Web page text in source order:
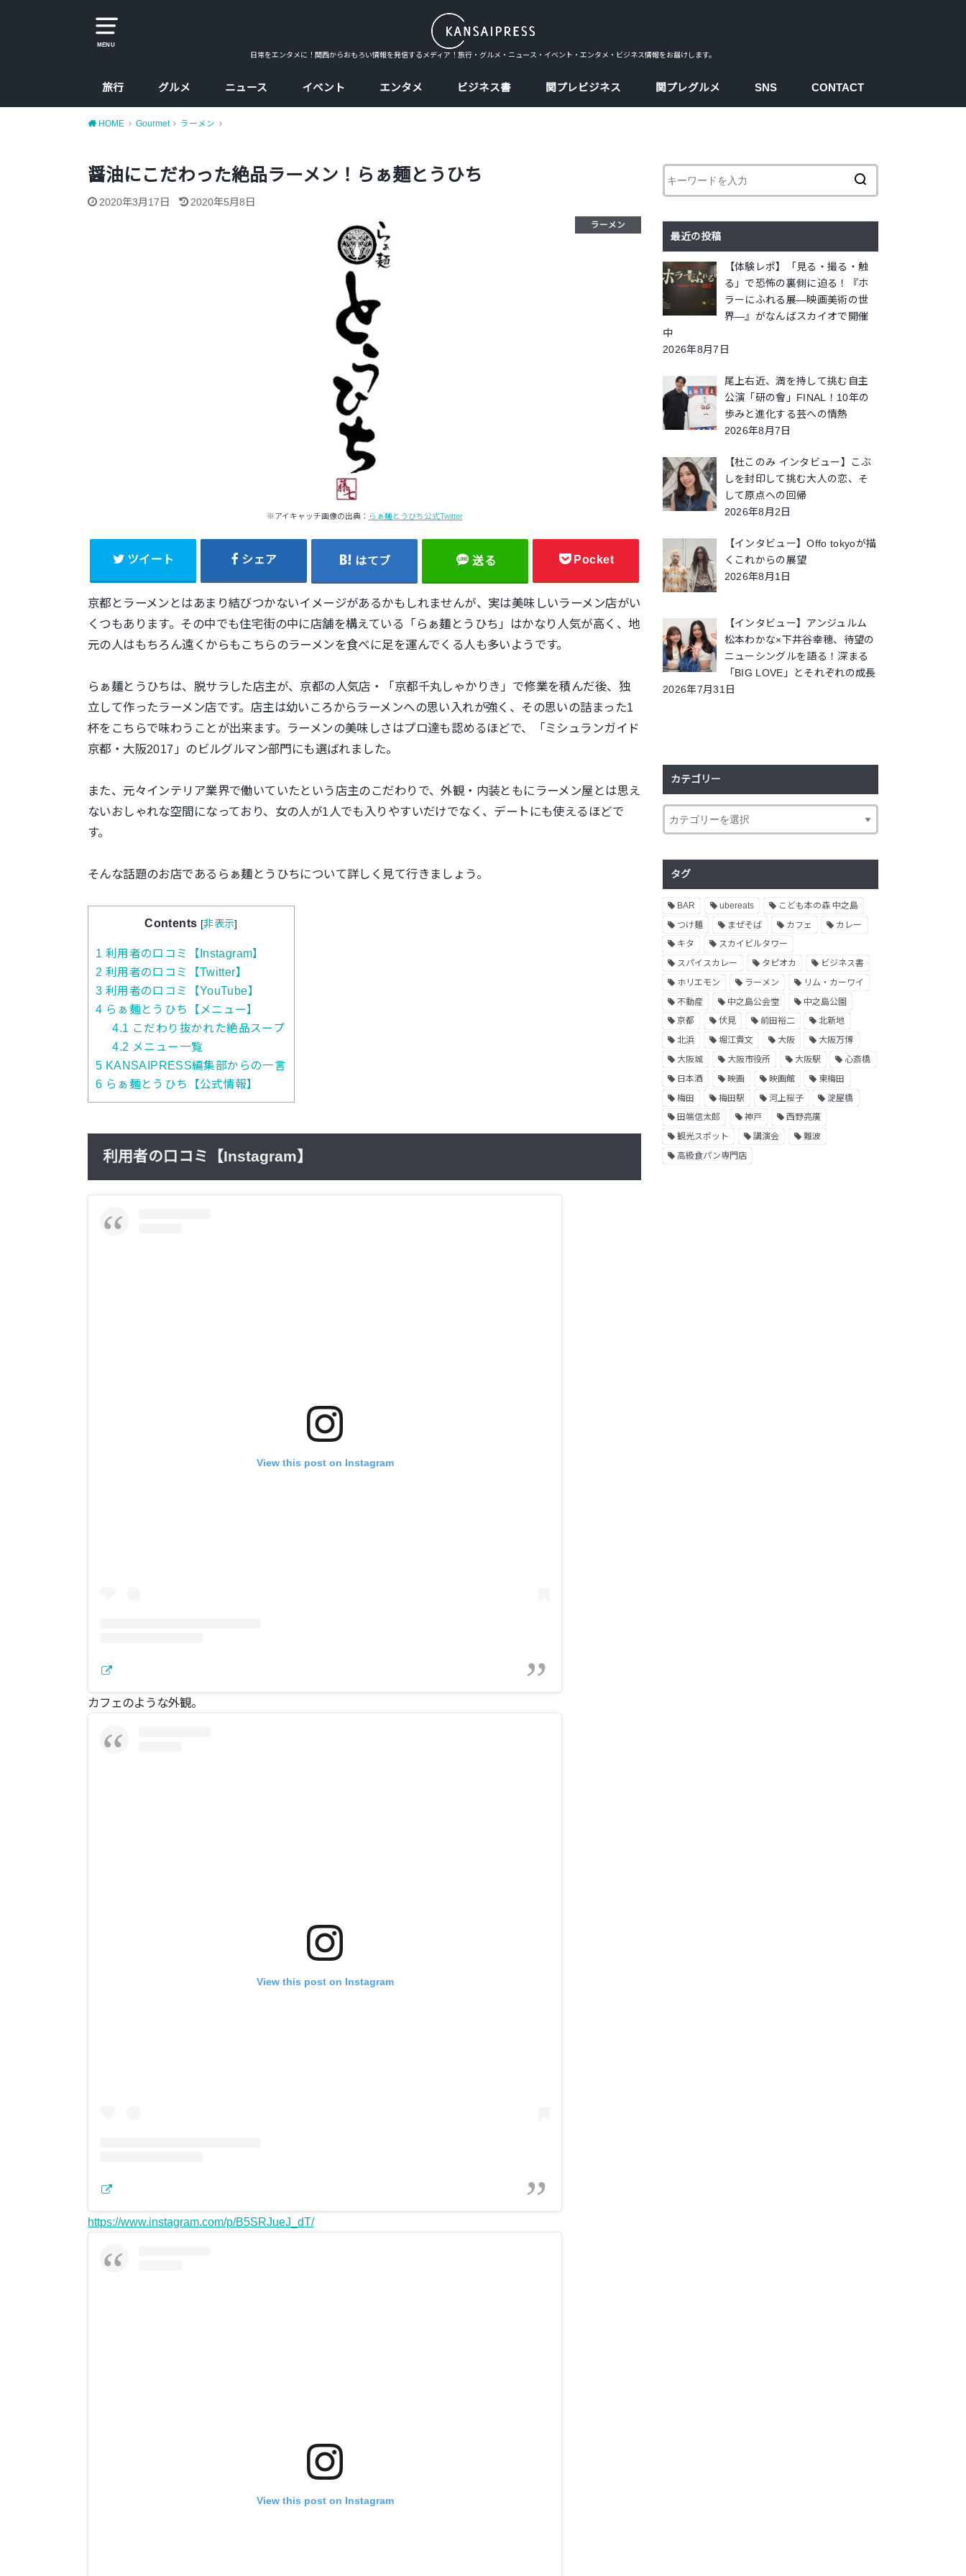
MENU
日常をエンタメに！関西からおもろい情報を発信するメディア！旅行・グルメ・ニュース・イベント・エンタメ・ビジネス情報をお届けします。
旅行
大阪
京都
兵庫
奈良
グルメ
カレー
ラーメン
カフェ
たこ焼、お好み焼
大阪コスパ飯
ニュース イベント エンタメ ビジネス書 関プレビジネス 関プレグルメ SNS CONTACT
HOME Gourmet ラーメン
醤油にこだわった絶品ラーメン！らぁ麺とうひち
2020年3月17日 2020年5月8日
※アイキャッチ画像の出典： らぁ麺とうひち公式Twitter
ラーメン
ツイート シェア はてブ 送る Pocket
京都とラーメンとはあまり結びつかないイメージがあるかもしれませんが、実は美味しいラーメン店がい
くつもあります。その中でも住宅街の中に店舗を構えている「らぁ麺とうひち」はかなり人気が高く、地
元の人はもちろん遠くからもこちらのラーメンを食べに足を運んでくる人も多いようです。
らぁ麺とうひちは、脱サラした店主が、京都の人気店・「京都千丸しゃかりき」で修業を積んだ後、独
立して作ったラーメン店です。店主は幼いころからラーメンへの思い入れが強く、その思いの詰まった1
杯をこちらで味わうことが出来ます。ラーメンの美味しさはプロ達も認めるほどで、「ミシュランガイド
京都・大阪2017」のビルグルマン部門にも選ばれました。
また、元々インテリア業界で働いていたという店主のこだわりで、外観・内装ともにラーメン屋とは思え
ないおしゃれな空間になっており、女の人が1人でも入りやすいだけでなく、デートにも使えるほどで
す。
そんな話題のお店であるらぁ麺とうひちについて詳しく見て行きましょう。
Contents [非表示]
1 利用者の口コミ【Instagram】
2 利用者の口コミ【Twitter】
3 利用者の口コミ【YouTube】
4 らぁ麺とうひち【メニュー】
4.1 こだわり抜かれた絶品スープ
4.2 メニュー一覧
5 KANSAIPRESS編集部からの一言
6 らぁ麺とうひち【公式情報】
利用者の口コミ【Instagram】
View this post on Instagram
カフェのような外観。
View this post on Instagram
https://www.instagram.com/p/B5SRJueJ_dT/
View this post on Instagram
最近の投稿
【体験レポ】「見る・撮る・触
る」で恐怖の裏側に迫る！『ホ
ラーにふれる展―映画美術の世
界―』がなんばスカイオで開催
中
2026年8月7日
尾上右近、満を持して挑む自主
公演「研の會」FINAL！10年の
歩みと進化する芸への情熱
2026年8月7日
【杜このみ インタビュー】こぶ
しを封印して挑む大人の恋、そ
して原点への回帰
2026年8月2日
【インタビュー】Offo tokyoが描
くこれからの展望
2026年8月1日
【インタビュー】アンジュルム
松本わかな×下井谷幸穂、待望の
ニューシングルを語る！深まる
「BIG LOVE」とそれぞれの成長
2026年7月31日
カテゴリー
タグ
BAR ubereats
こども本の森 中之島
つけ麺
まぜそば カフェ
カレー
キタ
スカイビルタワー
スパイスカレー
タピオカ
ビジネス書
ホリエモン
ラーメン
リム・カーワイ
不動産
中之島公会堂
中之島公園
京都
伏見 前田裕二
北新地
北浜
堀江貴文 大阪
大阪万博
大阪城
大阪市役所 大阪駅
心斎橋
日本酒
映画 映画館
東梅田
梅田
梅田駅 河上桜子
淀屋橋
田端信太郎
神戸
西野亮廣
観光スポット
講演会
難波
高級食パン専門店